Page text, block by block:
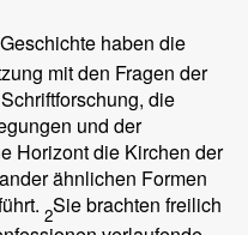
haben die
mit den Fragen der
die
und der
Horizont die Kirchen der
ähnlichen Formen
2Sie brachten freilich